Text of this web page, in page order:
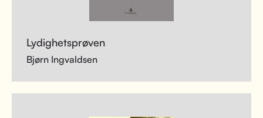
Lydighetsprøven
Bjørn Ingvaldsen